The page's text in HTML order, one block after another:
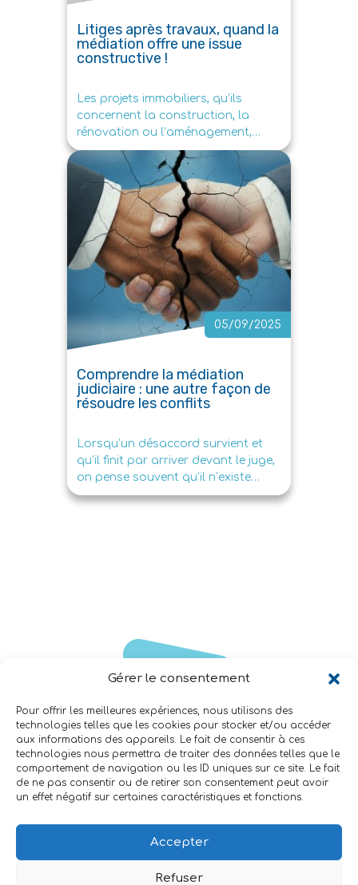
Gérer le consentement
Pour offrir les meilleures expériences, nous utilisons des
technologies telles que les cookies pour stocker et/ou accéder
aux informations des appareils. Le fait de consentir à ces
technologies nous permettra de traiter des données telles que le
comportement de navigation ou les ID uniques sur ce site. Le fait
de ne pas consentir ou de retirer son consentement peut avoir
un effet négatif sur certaines caractéristiques et fonctions.
Accepter
Refuser
Litiges après travaux, quand la
médiation offre une issue
constructive !
Les projets immobiliers, qu’ils
concernent la construction, la
rénovation ou l’aménagement,
s’accompagnent souvent d’enjeux
techniques, financiers et humains
importants. Malgré […]
05/09/2025
Comprendre la médiation
judiciaire : une autre façon de
résoudre les conflits
Lorsqu’un désaccord survient et
qu’il finit par arriver devant le juge,
on pense souvent qu’il n’existe
qu’une seule issue : […]
Contact Maison de l'Avocat - 4, rue de la Garde 57000
METZ 07 66 95 12 68 mediation@cmim-asso.fr
CMIM
Centre de Médiation – Médiateurs à Metz
Les médiateurs